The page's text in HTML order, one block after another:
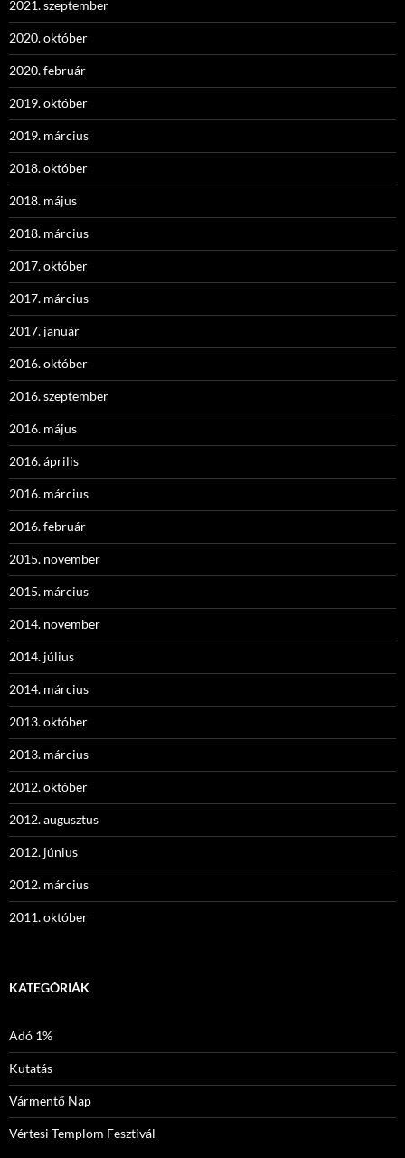
2021. szeptember
2020. október
2020. február
2019. október
2019. március
2018. október
2018. május
2018. március
2017. október
2017. március
2017. január
2016. október
2016. szeptember
2016. május
2016. április
2016. március
2016. február
2015. november
2015. március
2014. november
2014. július
2014. március
2013. október
2013. március
2012. október
2012. augusztus
2012. június
2012. március
2011. október
KATEGÓRIÁK
Adó 1%
Kutatás
Vármentő Nap
Vértesi Templom Fesztivál